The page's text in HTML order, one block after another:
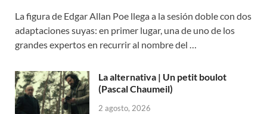
La figura de Edgar Allan Poe llega a la sesión doble con dos
adaptaciones suyas: en primer lugar, una de uno de los
grandes expertos en recurrir al nombre del …
La alternativa | Un petit boulot
(Pascal Chaumeil)
2 agosto, 2026